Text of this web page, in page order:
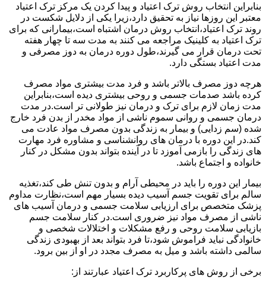
بنابراین انتخاب روش ترک اعتیاد و پیدا کردن یک مرکز ترک اعتیاد
معتبر این روزها نیاز به تحقیق دارد،زیرا یکی از دلایل شکست در
روند ترک اعتیاد،انتخاب روش درمان اشتباه است،بیمارانی که برای
ترک اعتیاد به کلینیک مراجعه می کنند به مدت سه تا چهار هفته
تحت درمان قرار می گیرند،طول دوره درمان به دوز مصرفی و
مدت اعتیاد بستگی دارد.
هرچه دوز مصرف بالاتر باشد و فرد مدت بیشتری مواد مصرف
کرده باشد صدمات جسمی و روحی بیشتری دیده است،بنابراین
مدت زمان لازم برای ترک و درمان نیز طولانی تر است.در مدت
درمان جسمی و روانی سموم ناشی از مواد مخدر از بدن فرد خارج
شده (سم زدایی) و بیمار به زندگی بدون مصرف مواد عادت می
کند.در این دوره با درمان های روانشناسی و مشاوره فرد مهارت
های زندگی را بازمی آموزد تا در آینده بتواند بدون مشکل در کنار
خانواده و اجتماع باشد.
بیمار این دوره را باید در محیطی آرام و بدون تنش طی کند،تغذیه
سالم برای تقویت جسم آسیب دیده بسیار مهم است،نظارت مداوم
پزشک متخصص برای ارزیابی سلامت جسمی و درمان آسیب های
ناشی از مصرف مواد نیز ضروری است.در کنار سلامت جسم
بازیابی سلامت روحی و رفع مشکلات و اختلالات شخصی و
خانوادگی نباید فراموش شود،تا فرد بتواند بعد از بهبودی زندگی
سالمی داشته باشد و میل به مصرف مجدد در او از بین برود.
برخی از روش های پرکاربرد ترک اعتیاد عبارتند از: